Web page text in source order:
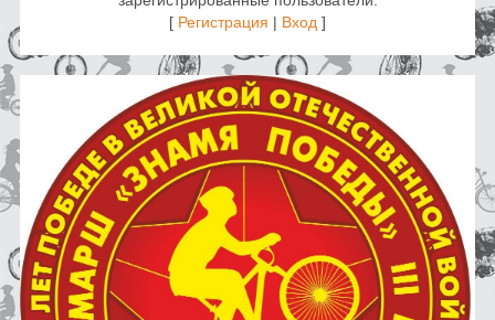
[ Регистрация | Вход ]